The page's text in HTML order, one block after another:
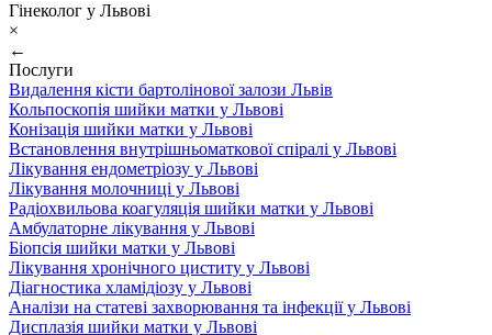
Гінеколог у Львові
×
←
Послуги
Видалення кісти бартолінової залози Львів
Кольпоскопія шийки матки у Львові
Конізація шийки матки у Львові
Встановлення внутрішньоматкової спіралі у Львові
Лікування ендометріозу у Львові
Лікування молочниці у Львові
Радіохвильова коагуляція шийки матки у Львові
Амбулаторне лікування у Львові
Біопсія шийки матки у Львові
Лікування хронічного циститу у Львові
Діагностика хламідіозу у Львові
Аналізи на статеві захворювання та інфекції у Львові
Дисплазія шийки матки у Львові